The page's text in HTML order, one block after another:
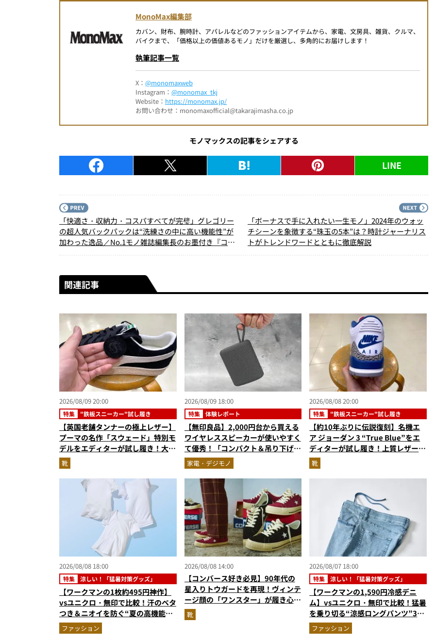
MonoMax編集部
カバン、財布、腕時計、アパレルなどのファッションアイテムから、家電、文房具、雑貨、クルマ、
バイクまで、「価格以上の価値あるモノ」だけを厳選し、多角的にお届けします！
執筆記事一覧
X： @monomaxweb
Instagram： @monomax_tkj
Website： https://monomax.jp/
お問い合わせ：monomaxofficial@takarajimasha.co.jp
モノマックスの記事をシェアする
LINE
「快適さ・収納力・コスパすべてが完璧」グレゴリー
の超人気バックパックは“洗練さの中に高い機能性”が
加わった逸品／No.1モノ雑誌編集長のお墨付き『コレ
「ボーナスで手に入れたい一生モノ」2024年のウォッ
チシーンを象徴する“珠玉の5本”は？時計ジャーナリス
トがトレンドワードとともに徹底解説
関連記事
2026/08/09 20:00
特集 "鉄板スニーカー"試し履き
【英国老舗タンナーの極上レザー】
プーマの名作「スウェード」特別モ
デルをエディターが試し履き！大人
が選ぶべき最高峰スニーカー
靴
2026/08/09 18:00
特集 体験レポート
【無印良品】2,000円台から買える
ワイヤレススピーカーが使いやすく
て優秀！「コンパクト＆吊り下げ
式」の新作2機種を徹底レビュー
家電・デジモノ
2026/08/08 20:00
特集 "鉄板スニーカー"試し履き
【約10年ぶりに伝説復刻】名機エ
ア ジョーダン 3 “True Blue”をエ
ディターが試し履き！上質レザーと
エレファント柄が放つ圧倒的存在感
靴
2026/08/08 18:00
特集 涼しい！「猛暑対策グッズ」
【ワークマンの1枚約495円神作】
vsユニクロ・無印で比較！汗のベタ
つき＆ニオイを防ぐ“夏の高機能イ
ンナー”3選を徹底解剖。あなたに
最適な1着は？
ファッション
2026/08/08 14:00
【コンバース好き必見】90年代の
星入りトウガードを再現！ヴィンテ
ージ顔の「ワンスター」が履き心地
もアップデート
靴
2026/08/07 18:00
特集 涼しい！「猛暑対策グッズ」
【ワークマンの1,590円冷感デニ
ム】vsユニクロ・無印で比較！猛暑
を乗り切る“涼感ロングパンツ”3選
を徹底解剖。接触冷感から綿100%
まで決定版
ファッション